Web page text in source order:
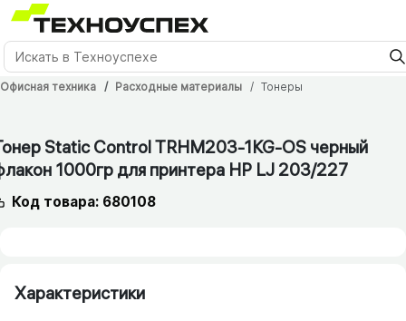
Офисная техника Расходные материалы Тонеры
Static Control TRHM203-1KG-OS черный
1000гр для принтера HP LJ 203/​227
Код товара: 680108
Характеристики